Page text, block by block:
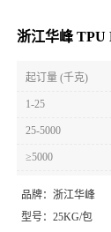
浙江华峰 TPU
起订量 (千克)
1-25
25-5000
≥5000
品牌： 浙江华峰
型号： 25KG/包